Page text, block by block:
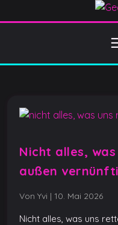
k
t
Nicht alles,
außen
Von Yvi | 10. Mai 2026
Nicht alles, was uns